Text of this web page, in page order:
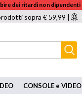
dei ritardi non dipendenti
sopra € 59,99 |
CONSOLE e